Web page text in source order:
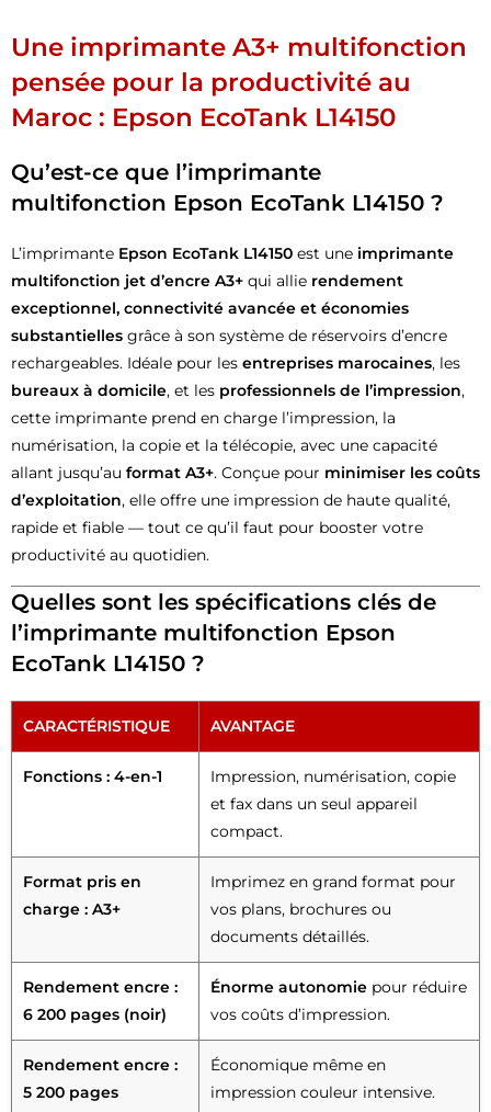
Une imprimante A3+ multifonction
pensée pour la productivité au
Maroc : Epson EcoTank L14150
Qu’est-ce que l’imprimante
multifonction Epson EcoTank L14150 ?
L’imprimante Epson EcoTank L14150 est une imprimante
multifonction jet d’encre A3+ qui allie rendement
exceptionnel, connectivité avancée et économies
substantielles grâce à son système de réservoirs d’encre
rechargeables. Idéale pour les entreprises marocaines, les
bureaux à domicile, et les professionnels de l’impression,
cette imprimante prend en charge l’impression, la
numérisation, la copie et la télécopie, avec une capacité
allant jusqu’au format A3+. Conçue pour minimiser les coûts
d’exploitation, elle offre une impression de haute qualité,
rapide et fiable — tout ce qu’il faut pour booster votre
productivité au quotidien.
Quelles sont les spécifications clés de
l’imprimante multifonction Epson
EcoTank L14150 ?
CARACTÉRISTIQUE AVANTAGE
Fonctions : 4-en-1
Impression, numérisation, copie
et fax dans un seul appareil
compact.
Format pris en
charge : A3+
Imprimez en grand format pour
vos plans, brochures ou
documents détaillés.
Rendement encre :
6 200 pages (noir)
Énorme autonomie pour réduire
vos coûts d’impression.
Rendement encre :
5 200 pages
Économique même en
impression couleur intensive.